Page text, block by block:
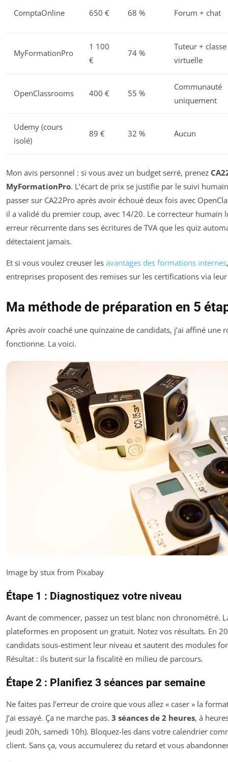
ComptaOnline 650 € 68 % Forum + chat
MyFormationPro
1 100
€
74 %
Tuteur + classe
virtuelle
OpenClassrooms 400 € 55 %
Communauté
uniquement
Udemy (cours
isolé)
89 € 32 % Aucun
Mon avis personnel : si vous avez un budget serré, prenez
MyFormationPro. L’écart de prix se justifie par le suivi
passer sur CA22Pro après avoir échoué deux fois avec
il a validé du premier coup, avec 14/20. Le correcteur humain
erreur récurrente dans ses écritures de TVA que les quiz
détectaient jamais.
Et si vous voulez creuser les avantages des formations internes
entreprises proposent des remises sur les certifications via leur
Ma méthode de préparation en 5
Après avoir coaché une quinzaine de candidats, j’ai affiné une
fonctionne. La voici.
Image by stux from Pixabay
Étape 1 : Diagnostiquez votre niveau
Avant de commencer, passez un test blanc non chronométré.
plateformes en proposent un gratuit. Notez vos résultats. En
candidats sous-estiment leur niveau et sautent des modules
Résultat : ils butent sur la fiscalité en milieu de parcours.
Étape 2 : Planifiez 3 séances par semaine
Ne faites pas l’erreur de croire que vous allez « caser » la
J’ai essayé. Ça ne marche pas. 3 séances de 2 heures, à
jeudi 20h, samedi 10h). Bloquez-les dans votre calendrier
client. Sans ça, vous accumulerez du retard et vous